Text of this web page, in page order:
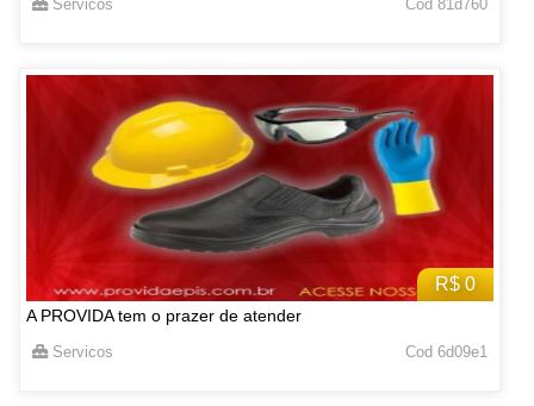
Servicos Cod 81d760
R$ 0
A PROVIDA tem o prazer de atender
Servicos Cod 6d09e1